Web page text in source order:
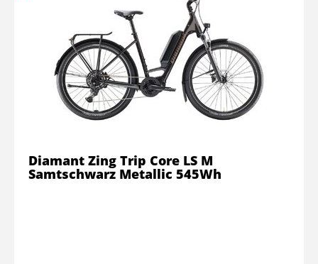
Diamant Zing Trip Core LS M
Samtschwarz Metallic 545Wh